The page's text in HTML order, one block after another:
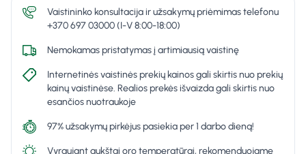
Vaistininko konsultacija ir užsakymų priėmimas telefonu
+370 697 03000 (I-V 8:00-18:00)
Nemokamas pristatymas į artimiausią vaistinę
Internetinės vaistinės prekių kainos gali skirtis nuo prekių
kainų vaistinėse. Realios prekės išvaizda gali skirtis nuo
esančios nuotraukoje
97% užsakymų pirkėjus pasiekia per 1 darbo dieną!
Vyraujant aukštai oro temperatūrai, rekomenduojame